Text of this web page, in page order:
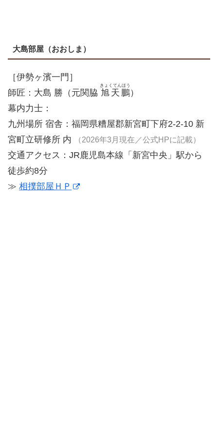
大島部屋（おおしま）
［伊勢ヶ濱一門］
師匠：大島 勝（元関脇 旭天鵬
きょくてんほう
）
幕内力士：
九州場所 宿舎：福岡県糟屋郡新宮町下府2-2-10 新
宮町立研修所 内
（2026年3月現在／公式HPに記載）
交通アクセス：JR鹿児島本線「新宮中央」駅から
徒歩約8分
≫ 相撲部屋ＨＰ